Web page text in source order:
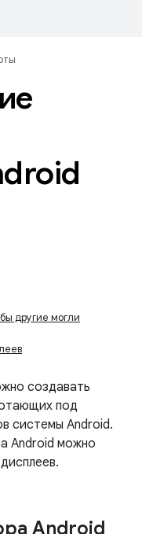
другие могли
создавать
под
системы Android.
Android можно
Android